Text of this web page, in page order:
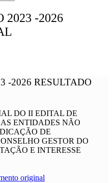
2023 -2026
-2026 RESULTADO
DO II EDITAL DE
ENTIDADES NÃO
DE
GESTOR DO
E INTERESSE
original